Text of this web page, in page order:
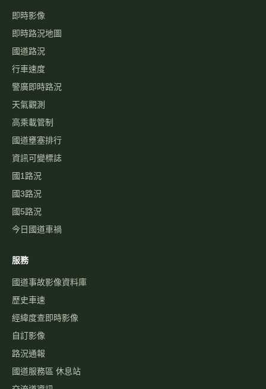
即時影像
即時路況地圖
國道路況
行車速度
警廣即時路況
天氣觀測
高乘載管制
國道壅塞排行
資訊可變標誌
國1路況
國3路況
國5路況
今日國道車禍
服務
國道事故影像資料庫
歷史車速
經緯度查即時影像
自訂影像
路況通報
國道服務區 休息站